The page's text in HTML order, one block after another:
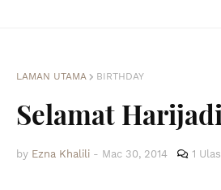
LAMAN UTAMA BIRTHDAY
Selamat
by Ezna Khalili - Mac 30, 2014 1